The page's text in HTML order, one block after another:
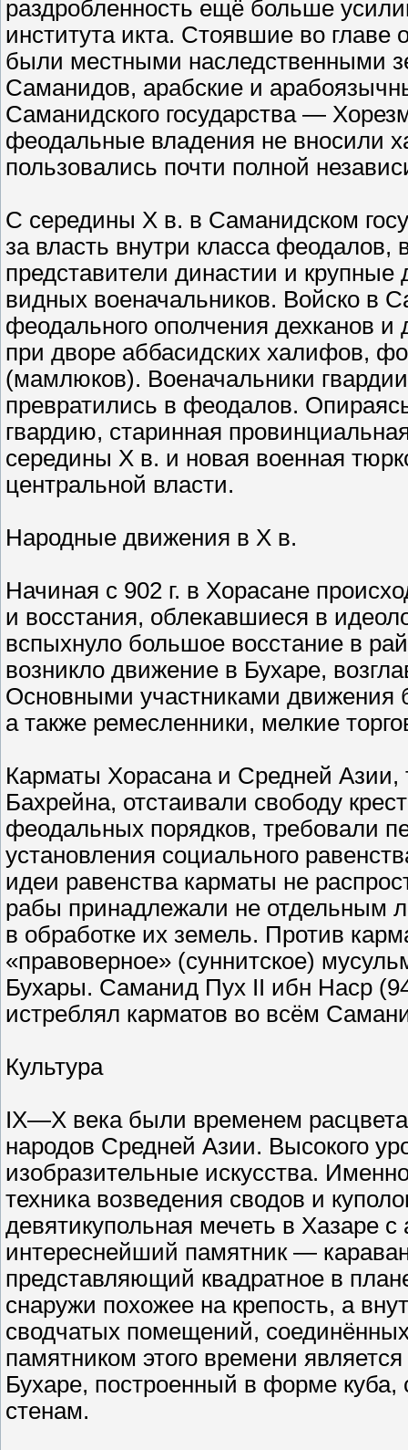
раздробленность ещё больше
института икта. Стоявшие во
были местными наследственными
Саманидов, арабские и
Саманидского государства —
феодальные владения не вносили
пользовались почти полной
С середины X в. в Саманидском
за власть внутри класса
представители династии и
видных военачальников. Войско в
феодального ополчения дехканов и
при дворе аббасидских халифов,
(мамлюков). Военачальники
превратились в феодалов.
гвардию, старинная
середины Х в. и новая военная
центральной власти.
Народные движения в X в.
Начиная с 902 г. в Хорасане
и восстания, облекавшиеся в
вспыхнуло большое восстание в
возникло движение в Бухаре,
Основными участниками движения
а также ремесленники, мелкие
Карматы Хорасана и Средней
Бахрейна, отстаивали свободу
феодальных порядков, требовали
установления социального
идеи равенства карматы не
рабы принадлежали не отдельным
в обработке их земель. Против
«правоверное» (суннитское)
Бухары. Саманид Пух II ибн Наср
истреблял карматов во всём
Культура
IX—X века были временем
народов Средней Азии. Высокого
изобразительные искусства.
техника возведения сводов и
девятикупольная мечеть в Хазаре
интереснейший памятник —
представляющий квадратное в
снаружи похожее на крепость, а
сводчатых помещений,
памятником этого времени
Бухаре, построенный в форме
стенам.